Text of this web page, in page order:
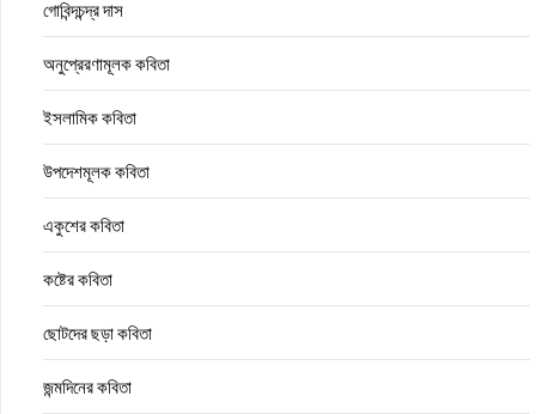
গোবিন্দচন্দ্র দাস
অনুপ্রেরণামূলক কবিতা
ইসলামিক কবিতা
উপদেশমূলক কবিতা
একুশের কবিতা
কষ্টের কবিতা
ছোটদের ছড়া কবিতা
জন্মদিনের কবিতা